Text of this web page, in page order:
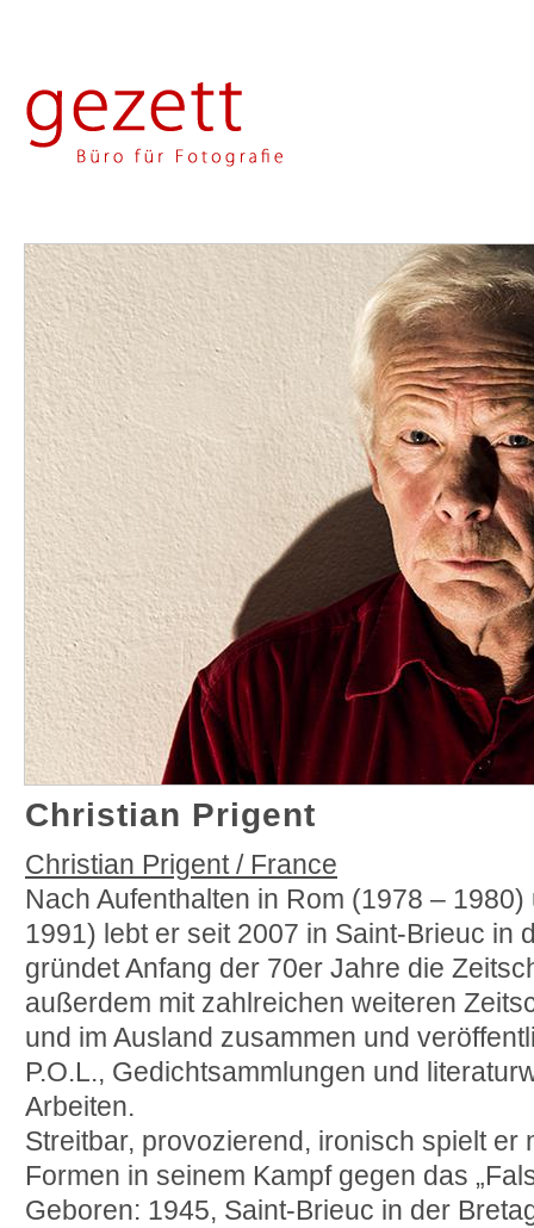
Christian Prigent
Christian Prigent / France
Nach Aufenthalten in Rom (1978 –
1991) lebt er seit 2007 in Saint-Brieuc in
gründet Anfang der 70er Jahre die
außerdem mit zahlreichen weiteren
und im Ausland zusammen und
P.O.L., Gedichtsammlungen und
Arbeiten.
Streitbar, provozierend, ironisch spielt er
Formen in seinem Kampf gegen das
Geboren: 1945, Saint-Brieuc in der